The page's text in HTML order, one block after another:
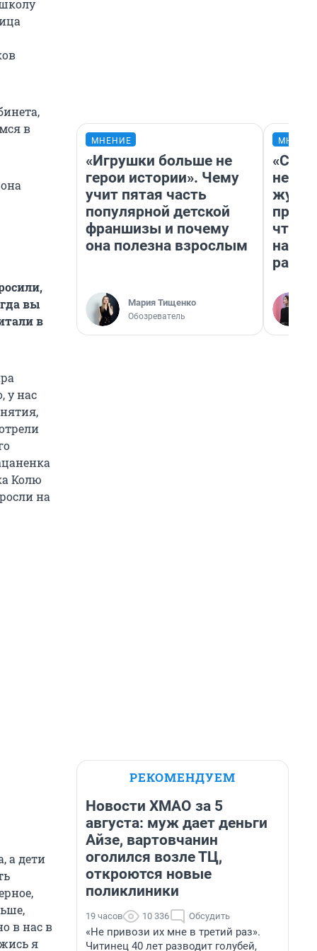
в
вы
в
у нас
Колю
на
а дети
в нас в
я
МНЕНИЕ
«Игрушки больше не
герои истории». Чему
учит пятая часть
популярной детской
франшизы и почему
она полезна взрослым
Мария Тищенко
Обозреватель
на
ради
РЕКОМЕНДУЕМ
Новости ХМАО за 5
августа: муж дает деньги
Айзе, вартовчанин
оголился возле ТЦ,
откроются новые
поликлиники
19 часов 10 336 Обсудить
«Не привози их мне в третий раз».
Читинец 40 лет разводит голубей,